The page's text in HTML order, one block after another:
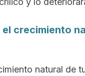
el crecimiento
natural de